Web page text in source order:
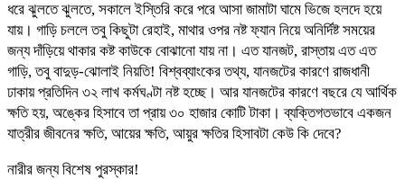
ধরে ঝুলতে ঝুলতে, সকালে ইস্তিরি করে পরে আসা জামাটা ঘামে ভিজে হলদে হয়ে
যায়। গাড়ি চললে তবু কিছুটা রেহাই, মাথার ওপর নষ্ট ফ্যান নিয়ে অনির্দিষ্ট সময়ের
জন্য দাঁড়িয়ে থাকার কষ্ট কাউকে বোঝানো যায় না। এত যানজট, রাস্তায় এত এত
গাড়ি, তবু বাদুড়-ঝোলাই নিয়তি! বিশ্বব্যাংকের তথ্য, যানজটের কারণে রাজধানী
ঢাকায় প্রতিদিন ৩২ লাখ কর্মঘণ্টা নষ্ট হচ্ছে। আর যানজটের কারণে বছরে যে আর্থিক
ক্ষতি হয়, অঙ্কের হিসাবে তা প্রায় ৩০ হাজার কোটি টাকা। ব্যক্তিগতভাবে একজন
যাত্রীর জীবনের ক্ষতি, আয়ের ক্ষতি, আয়ুর ক্ষতির হিসাবটা কেউ কি দেবে?
নারীর জন্য বিশেষ পুরস্কার!